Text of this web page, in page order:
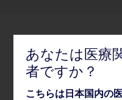
仕様
薬事・その他情報
あなたは医療
者ですか？
こちらは日本国内の